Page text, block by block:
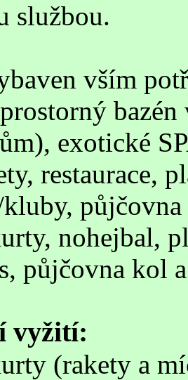
službou.
vším
exotické
restaurace,
nohejbal,
půjčovna kol
vyžití:
(rakety a